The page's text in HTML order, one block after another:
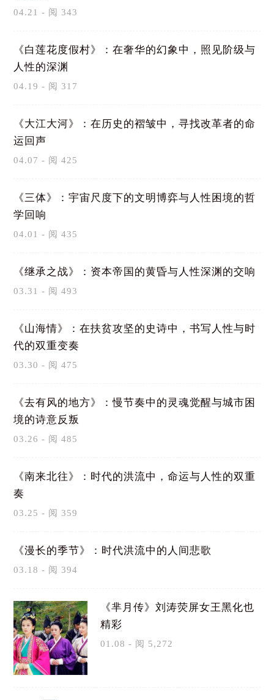
04.21 - 阅 343
《白莲花度假村》：在奢华的幻象中，照见阶级与
人性的深渊
04.19 - 阅 317
《大江大河》：在历史的褶皱中，寻找改革者的命
运回声
04.07 - 阅 425
《三体》：宇宙尺度下的文明博弈与人性困境的哲
学回响
04.01 - 阅 435
《继承之战》：资本帝国的黄昏与人性深渊的交响
03.31 - 阅 493
《山海情》：在扶贫攻坚的史诗中，书写人性与时
代的双重变奏
03.30 - 阅 475
《去有风的地方》：慢节奏中的灵魂觉醒与城市困
境的诗意反叛
03.26 - 阅 485
《南来北往》：时代的洪流中，命运与人性的双重
奏
03.25 - 阅 359
《漫长的季节》：时代洪流中的人间悲歌
03.18 - 阅 394
《芈月传》刘涛荧屏女王黑化也
精彩
01.08 - 阅 5,272